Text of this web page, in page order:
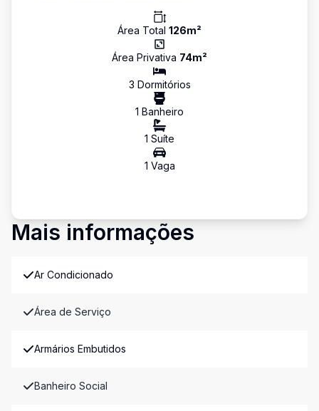
Área Total 126m²
Área Privativa 74m²
3 Dormitórios
1 Banheiro
1 Suíte
1 Vaga
Mais informações
Ar Condicionado
Área de Serviço
Armários Embutidos
Banheiro Social